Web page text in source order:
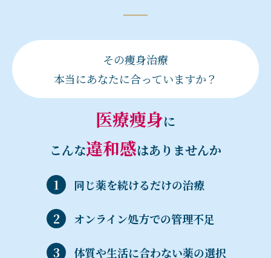
その痩身治療
本当にあなたに合っていますか？
医療痩身に
こんな違和感はありませんか
同じ薬を続けるだけの治療
オンライン処方での管理不足
体質や生活に合わない薬の選択